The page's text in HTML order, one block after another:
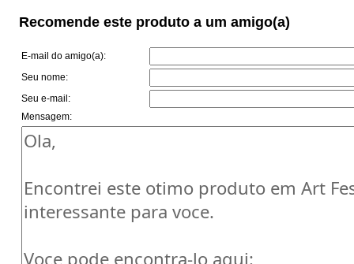
Recomende este produto a um amigo(a)
E-mail do amigo(a):
Seu nome:
Seu e-mail:
Mensagem: